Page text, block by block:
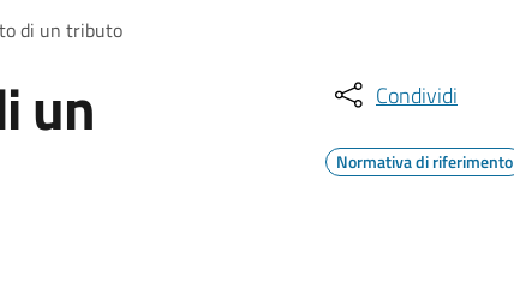
di un tributo
un Condividi
Normativa di riferimento